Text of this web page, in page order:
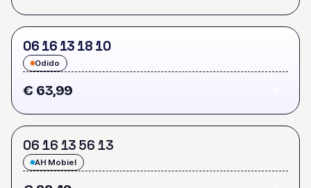
06 16 13 18 10
Odido
€ 63,99
06 16 13 56 13
AH Mobiel